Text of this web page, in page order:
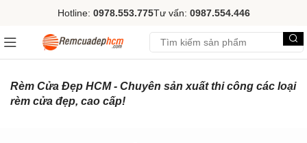
Hotline: 0978.553.775Tư vấn: 0987.554.446
Rèm Cửa Đẹp HCM - Chuyên sản xuất thi công các loại
rèm cửa đẹp, cao cấp!